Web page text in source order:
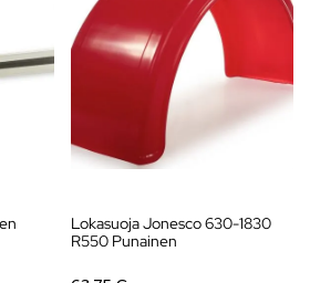
Lokasuoja Jonesco 630-1830
R550 Punainen